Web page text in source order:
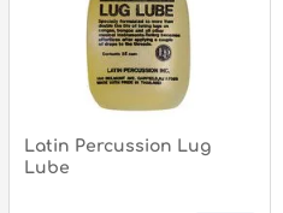
Latin Percussion Lug
Lube